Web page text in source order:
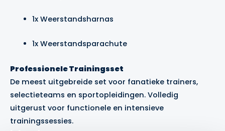
1x Weerstandsharnas
1x Weerstandsparachute
Professionele Trainingsset
De meest uitgebreide set voor fanatieke trainers,
selectieteams en sportopleidingen. Volledig
uitgerust voor functionele en intensieve
trainingssessies.